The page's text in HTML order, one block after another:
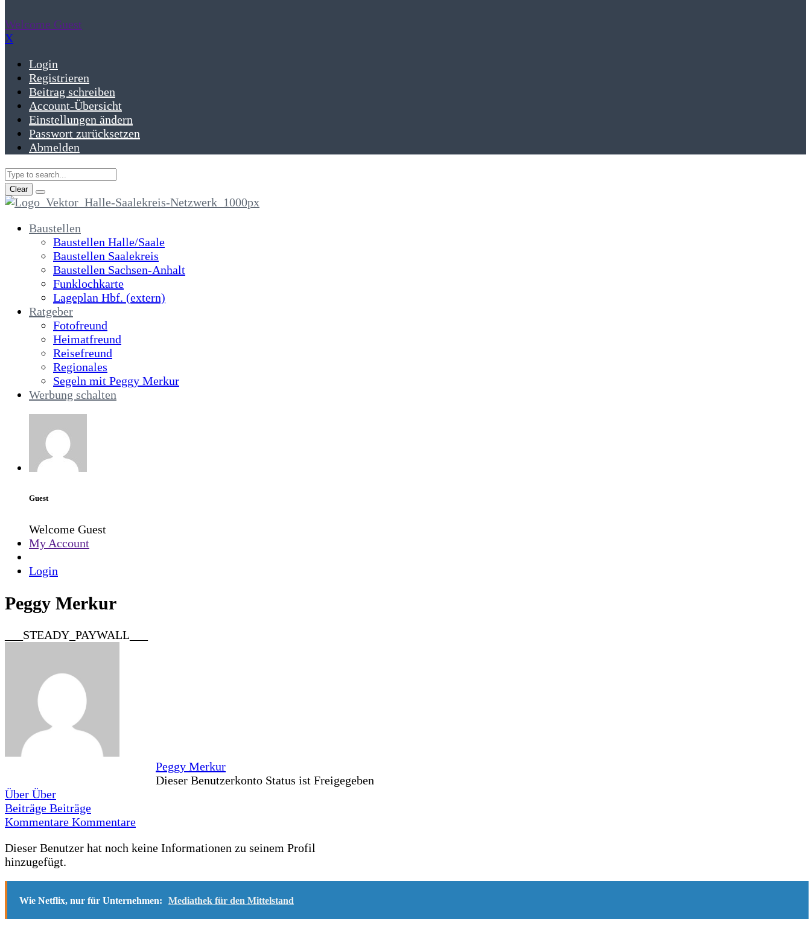
Welcome Guest
X
Login
Registrieren
Beitrag schreiben
Account-Übersicht
Einstellungen ändern
Passwort zurücksetzen
Abmelden
Clear
Baustellen
Baustellen Halle/Saale
Baustellen Saalekreis
Baustellen Sachsen-Anhalt
Funklochkarte
Lageplan Hbf. (extern)
Ratgeber
Fotofreund
Heimatfreund
Reisefreund
Regionales
Segeln mit Peggy Merkur
Werbung schalten
Guest
Welcome Guest
My Account
Login
Peggy Merkur
___STEADY_PAYWALL___
Peggy Merkur
Dieser Benutzerkonto Status ist Freigegeben
Über Über
Beiträge Beiträge
Kommentare Kommentare
Dieser Benutzer hat noch keine Informationen zu seinem Profil
hinzugefügt.
Wie Netflix, nur für Unternehmen: Mediathek für den Mittelstand